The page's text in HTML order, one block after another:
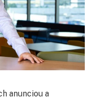
anunciou a